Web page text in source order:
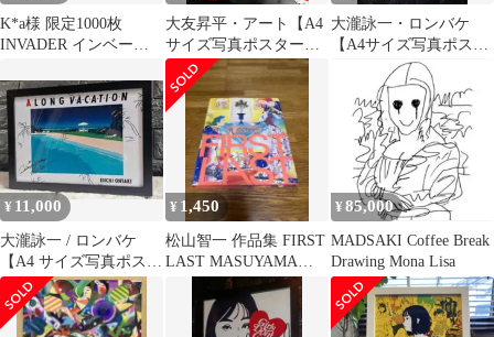
K*a様 限定1000枚
INVADER インベーダ
大友昇平・アート【A4
サイズ写真ポスターフ
レーム付き３点セッ
ト】ポスター
大瀧詠一・ロンバケ
【A4サイズ写真ポスタ
ーフレーム付き②点セ
ット】ポスター
¥ 11,000
大瀧詠一 / ロンバケ
【A4 サイズ写真ポスタ
ーフレーム付き４点セ
ット】ポスター
¥ 1,450
松山智一 作品集 FIRST
LAST MASUYAMA
TOMOKAZU
¥ 85,000
MADSAKI Coffee Break
Drawing Mona Lisa